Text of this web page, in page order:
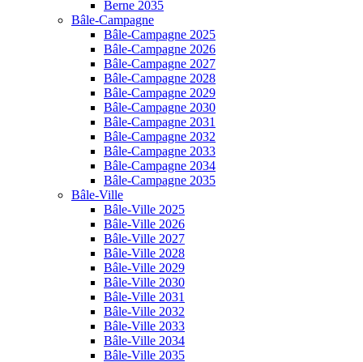
Berne 2035
Bâle-Campagne
Bâle-Campagne 2025
Bâle-Campagne 2026
Bâle-Campagne 2027
Bâle-Campagne 2028
Bâle-Campagne 2029
Bâle-Campagne 2030
Bâle-Campagne 2031
Bâle-Campagne 2032
Bâle-Campagne 2033
Bâle-Campagne 2034
Bâle-Campagne 2035
Bâle-Ville
Bâle-Ville 2025
Bâle-Ville 2026
Bâle-Ville 2027
Bâle-Ville 2028
Bâle-Ville 2029
Bâle-Ville 2030
Bâle-Ville 2031
Bâle-Ville 2032
Bâle-Ville 2033
Bâle-Ville 2034
Bâle-Ville 2035